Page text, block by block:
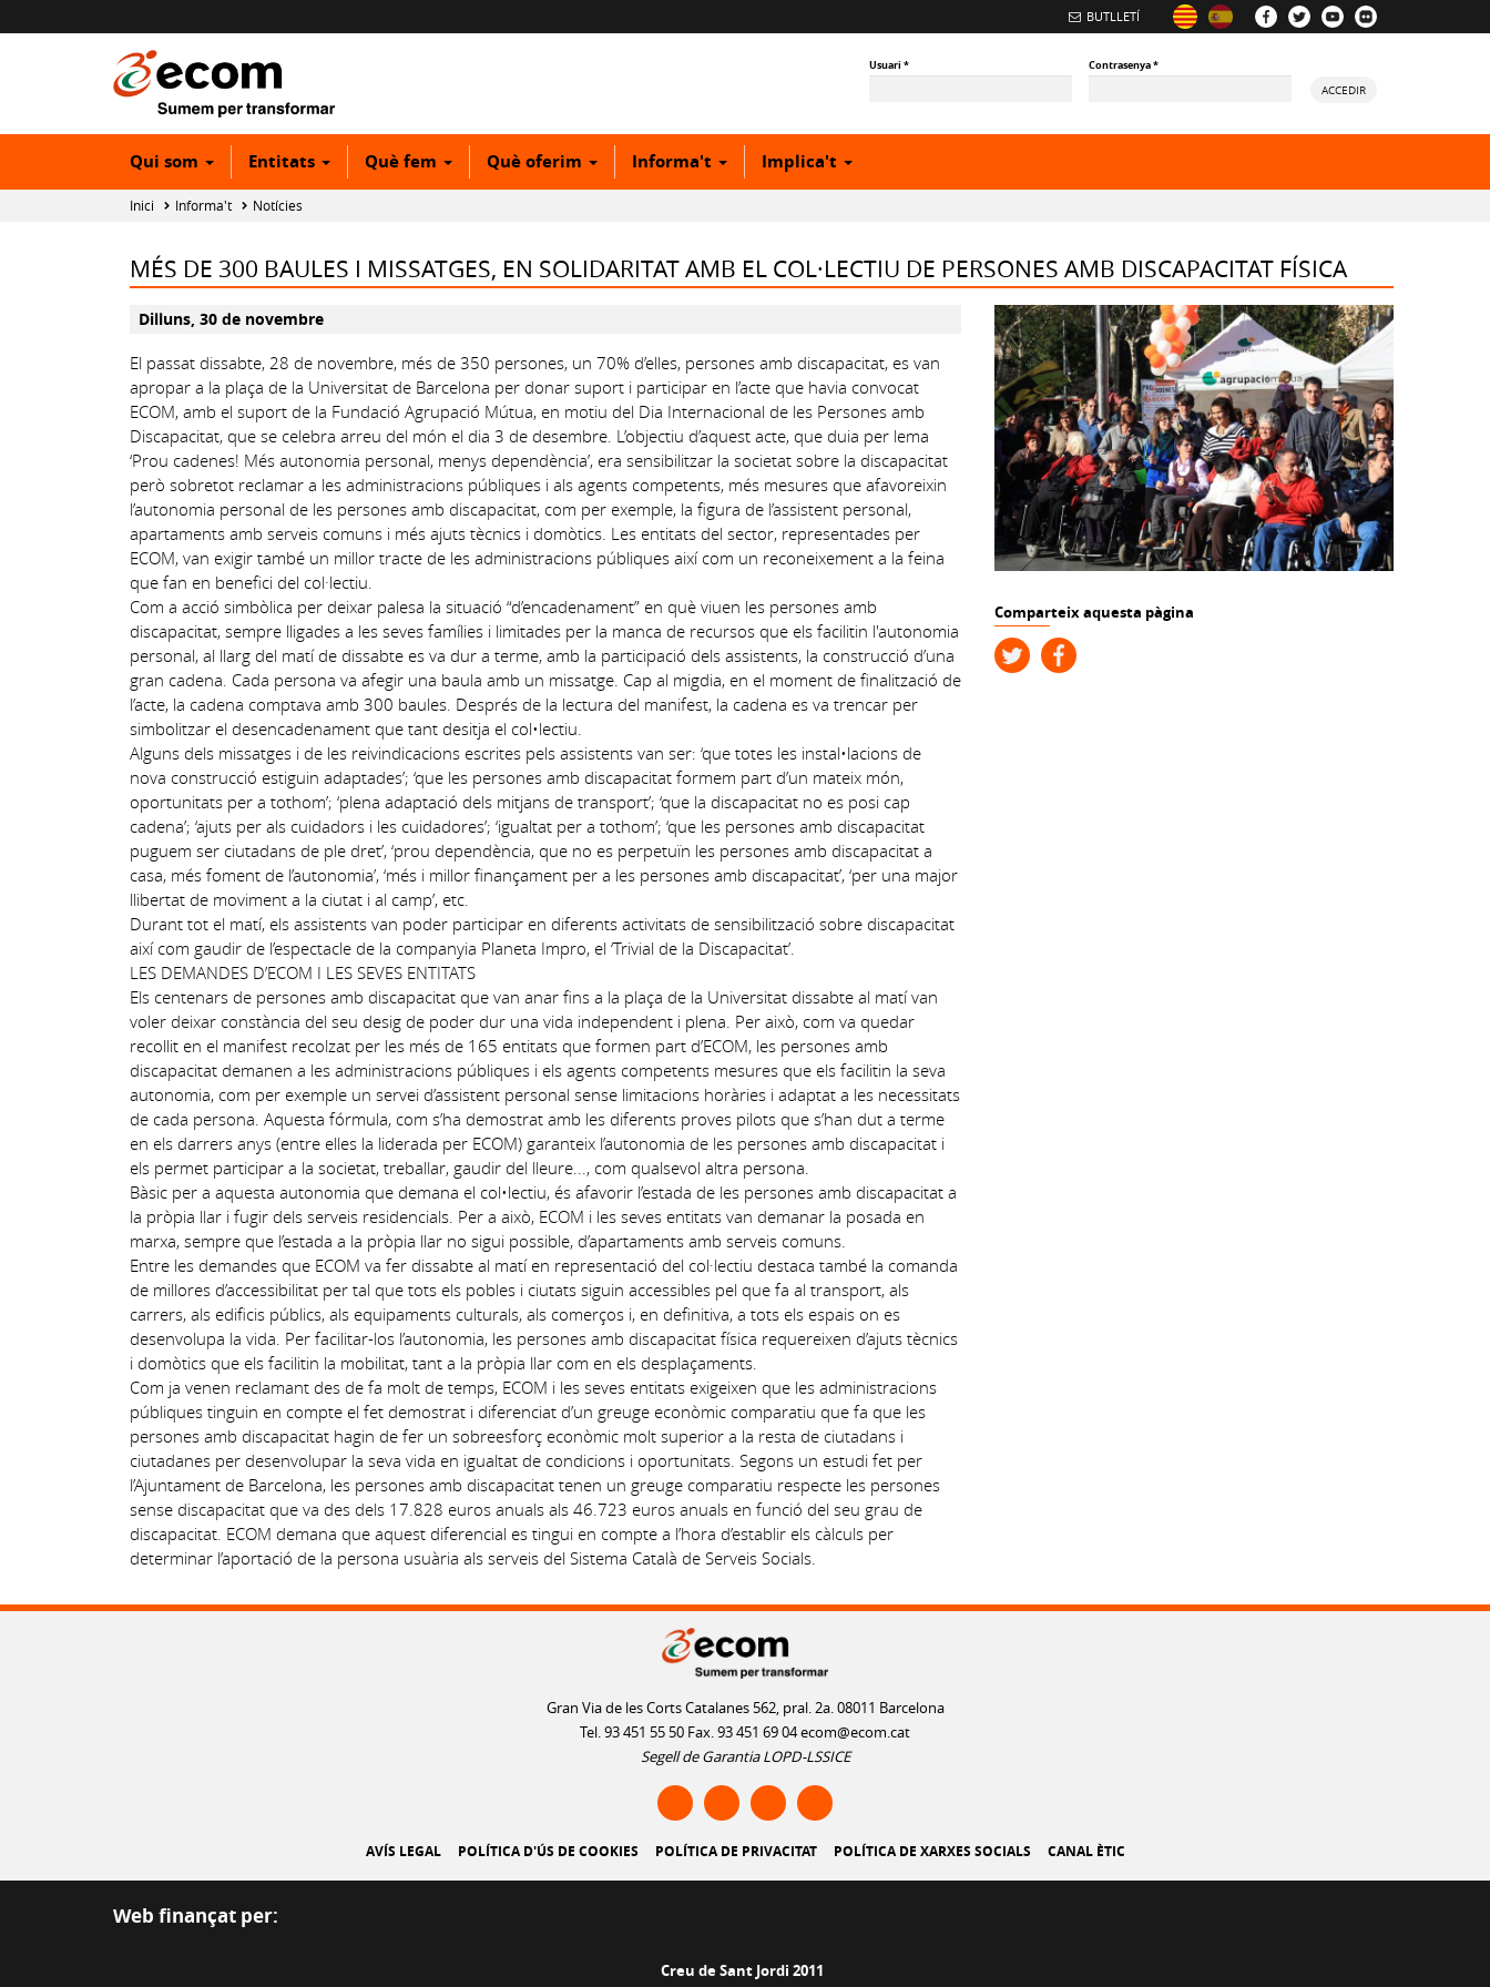
BUTLLETÍ
Usuari* Contrasenya*
ACCEDIR
Qui som Entitats Què fem Què oferim Informa't Implica't
Inici Informa't Notícies
MÉS DE 300 BAULES I MISSATGES, EN SOLIDARITAT AMB EL COL·LECTIU DE PERSONES AMB DISCAPACITAT FÍSICA
Dilluns, 30 de novembre
El passat dissabte, 28 de novembre, més de 350 persones, un 70% d’elles, persones amb discapacitat, es van
apropar a la plaça de la Universitat de Barcelona per donar suport i participar en l’acte que havia convocat
ECOM, amb el suport de la Fundació Agrupació Mútua, en motiu del Dia Internacional de les Persones amb
Discapacitat, que se celebra arreu del món el dia 3 de desembre. L’objectiu d’aquest acte, que duia per lema
‘Prou cadenes! Més autonomia personal, menys dependència’, era sensibilitzar la societat sobre la discapacitat
però sobretot reclamar a les administracions públiques i als agents competents, més mesures que afavoreixin
l’autonomia personal de les persones amb discapacitat, com per exemple, la figura de l’assistent personal,
apartaments amb serveis comuns i més ajuts tècnics i domòtics. Les entitats del sector, representades per
ECOM, van exigir també un millor tracte de les administracions públiques així com un reconeixement a la feina
que fan en benefici del col·lectiu.
Com a acció simbòlica per deixar palesa la situació “d’encadenament” en què viuen les persones amb
discapacitat, sempre lligades a les seves famílies i limitades per la manca de recursos que els facilitin l'autonomia
personal, al llarg del matí de dissabte es va dur a terme, amb la participació dels assistents, la construcció d’una
gran cadena. Cada persona va afegir una baula amb un missatge. Cap al migdia, en el moment de finalització de
l’acte, la cadena comptava amb 300 baules. Després de la lectura del manifest, la cadena es va trencar per
simbolitzar el desencadenament que tant desitja el col•lectiu.
Alguns dels missatges i de les reivindicacions escrites pels assistents van ser: ‘que totes les instal•lacions de
nova construcció estiguin adaptades’; ‘que les persones amb discapacitat formem part d’un mateix món,
oportunitats per a tothom’; ‘plena adaptació dels mitjans de transport’; ‘que la discapacitat no es posi cap
cadena’; ‘ajuts per als cuidadors i les cuidadores’; ‘igualtat per a tothom’; ‘que les persones amb discapacitat
puguem ser ciutadans de ple dret’, ‘prou dependència, que no es perpetuïn les persones amb discapacitat a
casa, més foment de l’autonomia’, ‘més i millor finançament per a les persones amb discapacitat’, ‘per una major
llibertat de moviment a la ciutat i al camp’, etc.
Durant tot el matí, els assistents van poder participar en diferents activitats de sensibilització sobre discapacitat
així com gaudir de l’espectacle de la companyia Planeta Impro, el ‘Trivial de la Discapacitat’.
LES DEMANDES D’ECOM I LES SEVES ENTITATS
Els centenars de persones amb discapacitat que van anar fins a la plaça de la Universitat dissabte al matí van
voler deixar constància del seu desig de poder dur una vida independent i plena. Per això, com va quedar
recollit en el manifest recolzat per les més de 165 entitats que formen part d’ECOM, les persones amb
discapacitat demanen a les administracions públiques i els agents competents mesures que els facilitin la seva
autonomia, com per exemple un servei d’assistent personal sense limitacions horàries i adaptat a les necessitats
de cada persona. Aquesta fórmula, com s’ha demostrat amb les diferents proves pilots que s’han dut a terme
en els darrers anys (entre elles la liderada per ECOM) garanteix l’autonomia de les persones amb discapacitat i
els permet participar a la societat, treballar, gaudir del lleure..., com qualsevol altra persona.
Bàsic per a aquesta autonomia que demana el col•lectiu, és afavorir l’estada de les persones amb discapacitat a
la pròpia llar i fugir dels serveis residencials. Per a això, ECOM i les seves entitats van demanar la posada en
marxa, sempre que l’estada a la pròpia llar no sigui possible, d’apartaments amb serveis comuns.
Entre les demandes que ECOM va fer dissabte al matí en representació del col·lectiu destaca també la comanda
de millores d’accessibilitat per tal que tots els pobles i ciutats siguin accessibles pel que fa al transport, als
carrers, als edificis públics, als equipaments culturals, als comerços i, en definitiva, a tots els espais on es
desenvolupa la vida. Per facilitar-los l’autonomia, les persones amb discapacitat física requereixen d’ajuts tècnics
i domòtics que els facilitin la mobilitat, tant a la pròpia llar com en els desplaçaments.
Com ja venen reclamant des de fa molt de temps, ECOM i les seves entitats exigeixen que les administracions
públiques tinguin en compte el fet demostrat i diferenciat d’un greuge econòmic comparatiu que fa que les
persones amb discapacitat hagin de fer un sobreesforç econòmic molt superior a la resta de ciutadans i
ciutadanes per desenvolupar la seva vida en igualtat de condicions i oportunitats. Segons un estudi fet per
l’Ajuntament de Barcelona, les persones amb discapacitat tenen un greuge comparatiu respecte les persones
sense discapacitat que va des dels 17.828 euros anuals als 46.723 euros anuals en funció del seu grau de
discapacitat. ECOM demana que aquest diferencial es tingui en compte a l’hora d’establir els càlculs per
determinar l’aportació de la persona usuària als serveis del Sistema Català de Serveis Socials.
Comparteix aquesta pàgina
Gran Via de les Corts Catalanes 562, pral. 2a. 08011 Barcelona
Tel. 93 451 55 50 Fax. 93 451 69 04ecom@ecom.cat
Segell de Garantia LOPD-LSSICE
AVÍS LEGAL POLÍTICA D'ÚS DE COOKIES POLÍTICA DE PRIVACITAT POLÍTICA DE XARXES SOCIALS CANAL ÈTIC
Web finançat per:
Creu de Sant Jordi 2011